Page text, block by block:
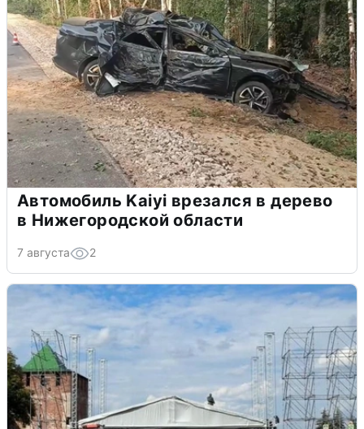
Автомобиль Kaiyi врезался в дерево
в Нижегородской области
7 августа 2